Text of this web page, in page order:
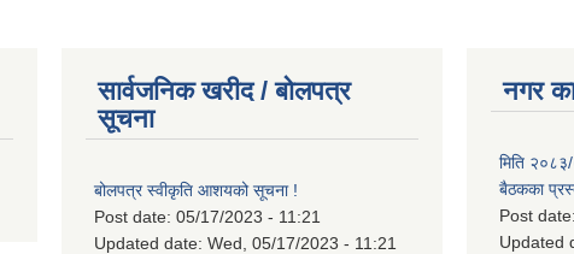
सार्वजनिक खरीद / बोलपत्र
सूचना
बोलपत्र स्वीकृति आशयको सूचना !
Post date: 05/17/2023 - 11:21
Updated date: Wed, 05/17/2023 - 11:21
नगर
मिति
बैठकका
Post date:
Updated